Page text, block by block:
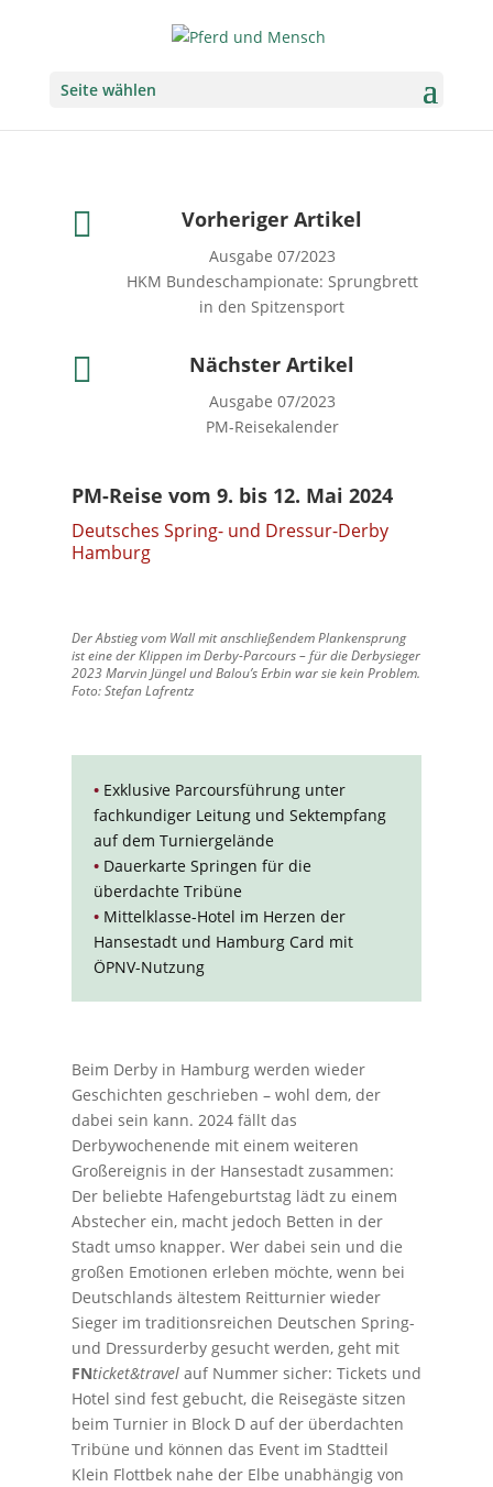
Seite wählen
 Vorheriger Artikel
Ausgabe 07/2023
HKM Bundeschampionate: Sprungbrett
in den Spitzensport
 Nächster Artikel
Ausgabe 07/2023
PM-Reisekalender
PM-Reise vom 9. bis 12. Mai 2024
Deutsches Spring- und Dressur-Derby
Hamburg
Der Abstieg vom Wall mit anschließendem Plankensprung
ist eine der Klippen im Derby-Parcours – für die Derbysieger
2023 Marvin Jüngel und Balou’s Erbin war sie kein Problem.
Foto: Stefan Lafrentz
•Exklusive Parcoursführung unter
fachkundiger Leitung und Sektempfang
auf dem Turniergelände
•Dauerkarte Springen für die
überdachte Tribüne
•Mittelklasse-Hotel im Herzen der
Hansestadt und Hamburg Card mit
ÖPNV-Nutzung
Beim Derby in Hamburg werden wieder
Geschichten geschrieben – wohl dem, der
dabei sein kann. 2024 fällt das
Derbywochenende mit einem weiteren
Großereignis in der Hansestadt zusammen:
Der beliebte Hafengeburtstag lädt zu einem
Abstecher ein, macht jedoch Betten in der
Stadt umso knapper. Wer dabei sein und die
großen Emotionen erleben möchte, wenn bei
Deutschlands ältestem Reitturnier wieder
Sieger im traditionsreichen Deutschen Spring-
und Dressurderby gesucht werden, geht mit
FNticket&travelauf Nummer sicher: Tickets und
Hotel sind fest gebucht, die Reisegäste sitzen
beim Turnier in Block D auf der überdachten
Tribüne und können das Event im Stadtteil
Klein Flottbek nahe der Elbe unabhängig von